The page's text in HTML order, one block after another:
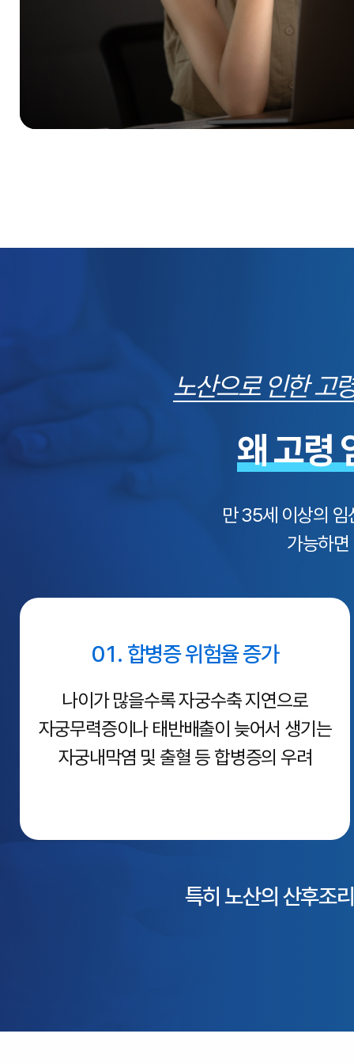
노산으로 인한 고
왜 고령
만 35세 이상의 임
가능하
01. 합병증 위험율 증가
나이가 많을수록 자궁수축 지연으로
자궁무력증이나 태반배출이 늦어서 생기는
자궁내막염 및 출혈 등 합병증의 우려
특히 노산의 산후조